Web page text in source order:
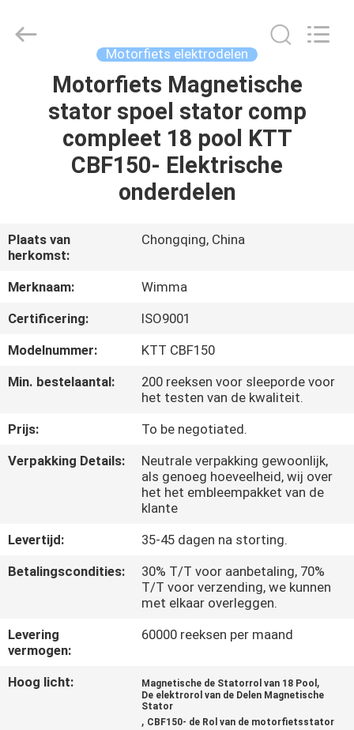
THUIS
PRODUCTEN
OVER
ONS
FABRIEKSTOCHT
KWALITEITSCONTROLE
VRAAG
SITEMAP
Spare
Parts
Motorfiets elektrodelen
Motorfiets Magnetische
stator spoel stator comp
compleet 18 pool KTT
CBF150- Elektrische
onderdelen
Plaats van
herkomst:
Chongqing, China
Merknaam:
Wimma
Certificering:
ISO9001
Modelnummer:
KTT CBF150
Min. bestelaantal:
200 reeksen voor sleeporde voor
het testen van de kwaliteit.
Prijs:
To be negotiated.
Verpakking Details:
Neutrale verpakking gewoonlijk,
als genoeg hoeveelheid, wij over
het het embleempakket van de
klante
Levertijd:
35-45 dagen na storting.
Betalingscondities:
30% T/T voor aanbetaling, 70%
T/T voor verzending, we kunnen
met elkaar overleggen.
Levering
vermogen:
60000 reeksen per maand
Hoog licht: Magnetische de Statorrol van 18 Pool ,
De elektrorol van de Delen Magnetische
Stator
, CBF150- de Rol van de motorfietsstator